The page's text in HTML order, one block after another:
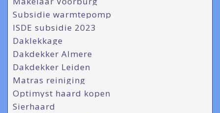
Subsidie warmtepomp
ISDE subsidie 2023
Daklekkage
Dakdekker Almere
Dakdekker Leiden
Matras reiniging
Optimyst haard kopen
Sierhaard